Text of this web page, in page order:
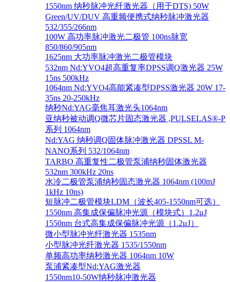
1550nm 纳秒脉冲光纤激光器（用于DTS) 50W
Green/UV/DUV 高重频便携式纳秒脉冲激光器
532/355/266nm
100W 高功率脉冲激光二极管 100ns脉宽
850/860/905nm
1625nm 大功率脉冲激光二极管模块
532nm Nd:YVO4超高重复率DPSS调Q激光器 25W
15ns 500kHz
1064nm Nd:YVO4高能紧凑型DPSS激光器 20W 17-
35ns 20-250kHz
纳秒Nd:YAG毫焦耳激光头1064nm
亚纳秒被动调Q微芯片固态激光器 ,PULSELAS®-P
系列 1064nm
Nd:YAG 纳秒调Q固体脉冲激光器 DPSSL M-
NANO系列 532/1064nm
TARBO 高重复性二极管泵浦纳秒固体激光器
532nm 300kHz 20ns
水冷二极管泵浦纳秒固态激光器 1064nm (100mJ
1kHz 10ns)
短脉冲二极管模块LDM（波长405-1550nm可选）
1550nm 高集成保偏脉冲光源（模块式）1.2μJ
1550nm 台式高集成保偏脉冲光源（1.2μJ）
微小型脉冲光纤激光器 1535nm
小型脉冲光纤激光器 1535/1550nm
单频高功率纳秒激光器 1064nm 10W
泵浦紧凑型Nd:YAG激光器
1550nm10-50W纳秒脉冲激光器